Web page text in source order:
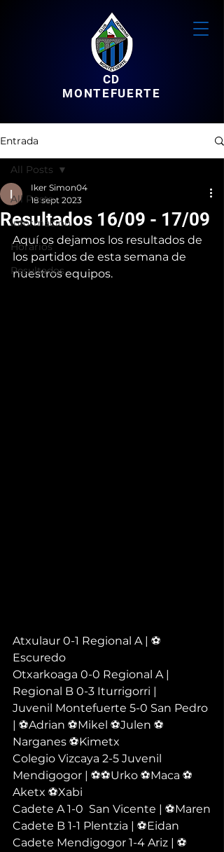
CD
MONTEFUERTE
Entrada
All Posts
Informacion
Horarios
Resultados
All Posts
Resultados 16/09 - 17/09
Iker Simon04
18 sept 2023
Aquí os dejamos los resultados de
los partidos de esta semana de
nuestros equipos.
Atxulaur 0-1 Regional A | ⚽
Escuredo
Otxarkoaga 0-0 Regional A |
Regional B 0-3 Iturrigorri |
Juvenil Montefuerte 5-0 San Pedro
| ⚽Adrian ⚽Mikel ⚽Julen ⚽
Narganes ⚽Kimetx
Colegio Vizcaya 2-5 Juvenil
Mendigogor | ⚽⚽Urko ⚽Maca ⚽
Aketx ⚽Xabi
Cadete A 1-0  San Vicente | ⚽Maren
Cadete B 1-1 Plentzia | ⚽Eidan
Cadete Mendigogor 1-4 Ariz | ⚽